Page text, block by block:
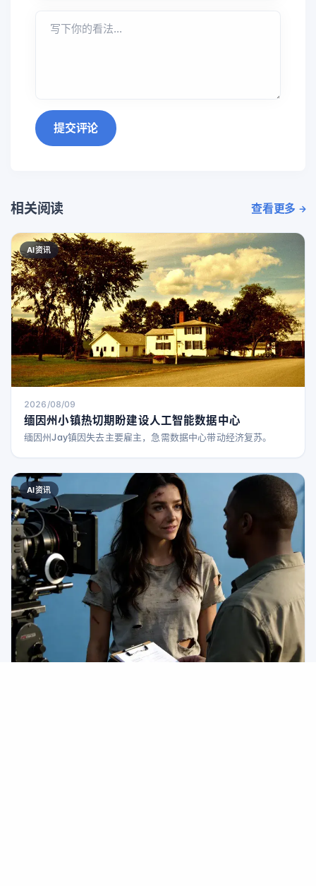
提交评论
相关阅读 查看更多
AI资讯
2026/08/09
缅因州小镇热切期盼建设人工智能数据中心
缅因州Jay镇因失去主要雇主，急需数据中心带动经济复苏。
AI资讯